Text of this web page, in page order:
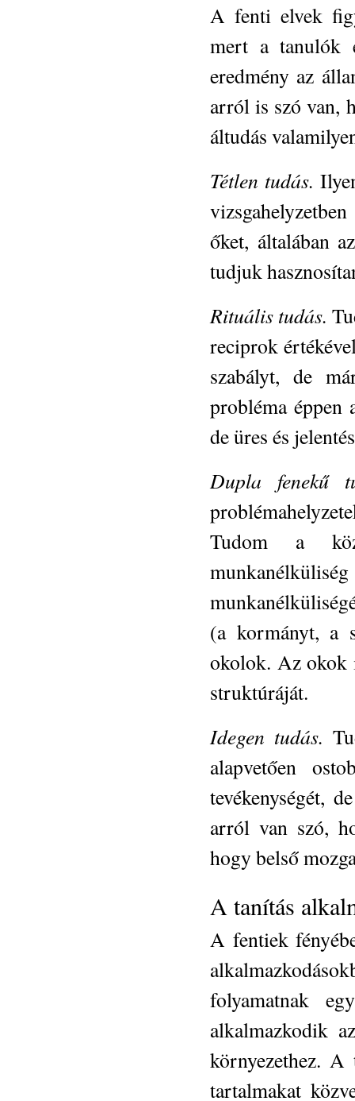
A fenti elvek
mert a tanulók
eredmény az
arról is szó van,
áltudás
Tétlen tudás.
őket, általában
tudjuk
Rituális tudás.
reciprok
szabályt, de
probléma éppen
de üres és
Dupla fenekű
Tudom a
(a kormányt, a
okolok. Az okok
struktúráját.
Idegen tudás.
alapvetően
tevékenységét,
arról van szó,
hogy belső
A tanítás
A fentiek
folyamatnak
alkalmazkodik
környezethez. A
tartalmakat